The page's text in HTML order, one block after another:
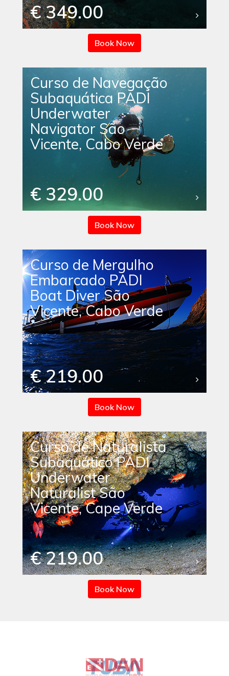
€ 349.00
Book Now
Curso de Navegação
Subaquática PADI
Underwater
Navigator São
Vicente, Cabo Verde
€ 329.00
Book Now
Curso de Mergulho
Embarcado PADI
Boat Diver São
Vicente, Cabo Verde
€ 219.00
Book Now
Curso de Naturalista
Subaquático PADI
Underwater
Naturalist São
Vicente, Cape Verde
€ 219.00
Book Now